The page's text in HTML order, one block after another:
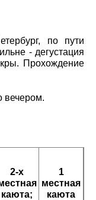
по пути
- дегустация
Прохождение
вечером.
2-х
каюта;
1
местная
каюта